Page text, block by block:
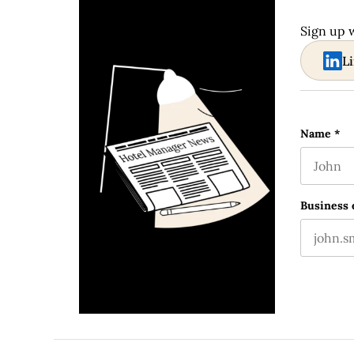
Sign up
X/Twitter
This
Name *
Business